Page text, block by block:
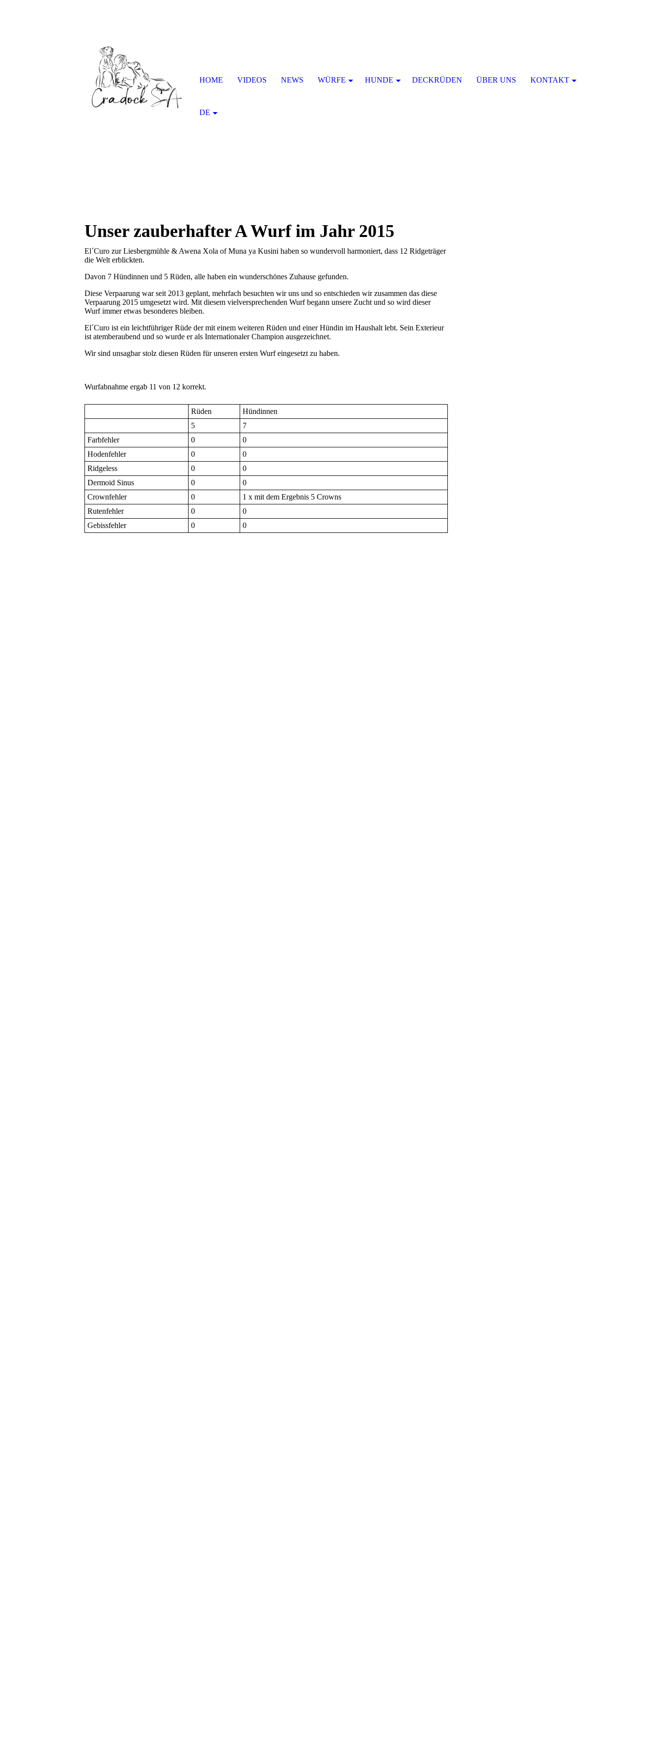
Unser zauberhafter A Wurf im Jahr 2015
El´Curo zur Liesbergmühle & Awena Xola of Muna ya Kusini haben so wundervoll harmoniert, dass 12 Ridgeträger
die Welt erblickten.
Davon 7 Hündinnen und 5 Rüden, alle haben ein wunderschönes Zuhause gefunden.
Diese Verpaarung war seit 2013 geplant, mehrfach besuchten wir uns und so entschieden wir zusammen das diese
Verpaarung 2015 umgesetzt wird. Mit diesem vielversprechenden Wurf begann unsere Zucht und so wird dieser
Wurf immer etwas besonderes bleiben.
El´Curo ist ein leichtführiger Rüde der mit einem weiteren Rüden und einer Hündin im Haushalt lebt. Sein Exterieur
ist atemberaubend und so wurde er als Internationaler Champion ausgezeichnet.
Wir sind unsagbar stolz diesen Rüden für unseren ersten Wurf eingesetzt zu haben.
Wurfabnahme ergab 11 von 12 korrekt.
Rüden
Hündinnen
5
7
Farbfehler
0
0
Hodenfehler
0
0
Ridgeless
0
0
Dermoid Sinus
0
0
Crownfehler
0
1 x mit dem Ergebnis 5 Crowns
Rutenfehler
0
0
Gebissfehler
0 0
HOME VIDEOS NEWS WÜRFE HUNDE DECKRÜDEN ÜBER UNS KONTAKT
DE